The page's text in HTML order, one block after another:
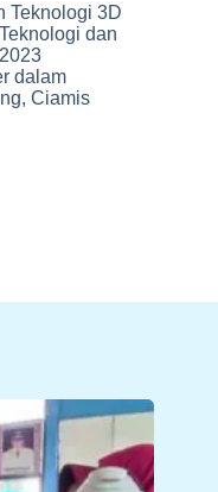
Teknologi 3D
dan
dalam
Ciamis